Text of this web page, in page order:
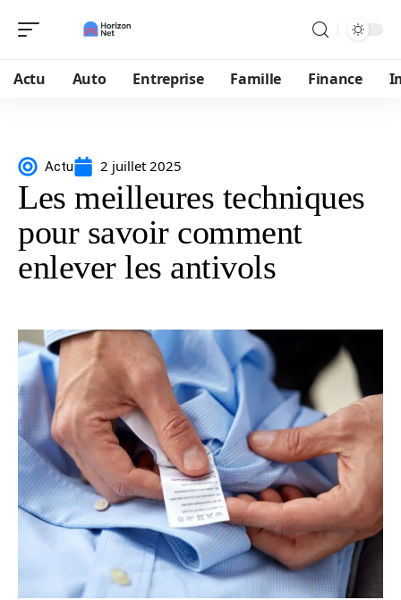
Actu Auto Entreprise Famille Finance
Actu 2 juillet 2025
Les meilleures techniques
pour savoir comment
enlever les antivols